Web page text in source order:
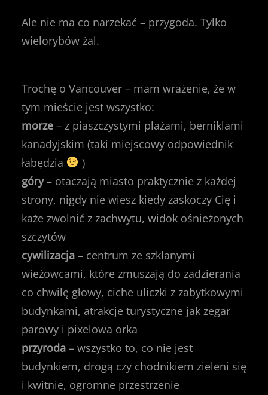
Ale nie ma co narzekać – przygoda. Tylko
wielorybów żal.
Trochę o Vancouver – mam wrażenie, że w
tym mieście jest wszystko:
morze – z piaszczystymi plażami, berniklami
kanadyjskim (taki miejscowy odpowiednik
łabędzia
)
góry– otaczają miasto praktycznie z każdej
strony, nigdy nie wiesz kiedy zaskoczy Cię i
każe zwolnić z zachwytu, widok ośnieżonych
szczytów
cywilizacja – centrum ze szklanymi
wieżowcami, które zmuszają do zadzierania
co chwilę głowy, ciche uliczki z zabytkowymi
budynkami, atrakcje turystyczne jak zegar
parowy i pixelowa orka
przyroda – wszystko to, co nie jest
budynkiem, drogą czy chodnikiem zieleni się
i kwitnie, ogromne przestrzenie